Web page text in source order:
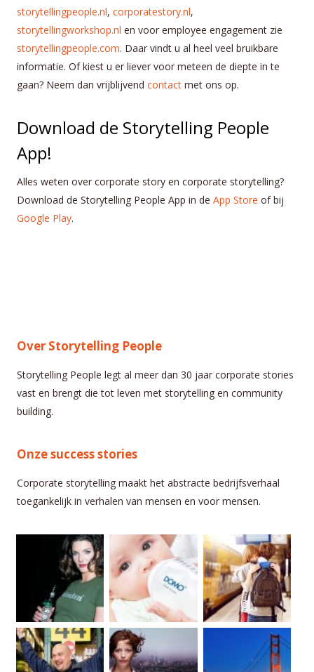
storytellingpeople.nl, corporatestory.nl,
storytellingworkshop.nl en voor employee engagement zie
storytellingpeople.com. Daar vindt u al heel veel bruikbare
informatie. Of kiest u er liever voor meteen de diepte in te
gaan? Neem dan vrijblijvend contactmet ons op.
Download de Storytelling People
App!
Alles weten over corporate story en corporate storytelling?
Download de Storytelling People App in de App Store of bij
Google Play.
Over Storytelling People
Storytelling People legt al meer dan 30 jaar corporate stories
vast en brengt die tot leven met storytelling en community
building.
Onze success stories
Corporate storytelling maakt het abstracte bedrijfsverhaal
toegankelijk in verhalen van mensen en voor mensen.